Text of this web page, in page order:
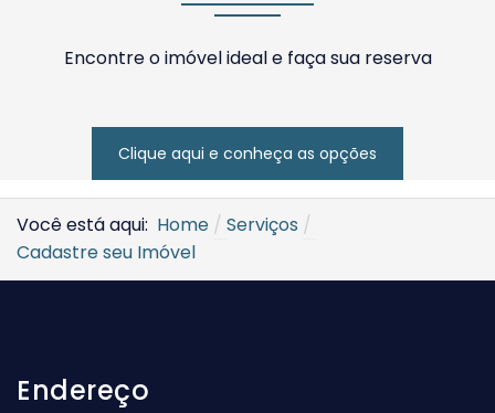
Encontre o imóvel ideal e faça sua reserva
Clique aqui e conheça as opções
Você está aqui: Home
Serviços
Cadastre seu Imóvel
Endereço